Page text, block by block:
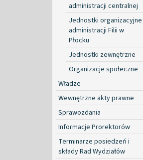
administracji centralnej
Jednostki organizacyjne
administracji Filii w
Płocku
Jednostki zewnętrzne
Organizacje społeczne
Władze
Wewnętrzne akty prawne
Sprawozdania
Informacje Prorektorów
Terminarze posiedzeń i
składy Rad Wydziałów